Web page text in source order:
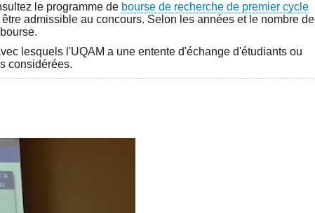
le programme de bourse de recherche de premier cycle
admissible au concours. Selon les années et le nombre de
lesquels l'UQAM a une entente d'échange d'étudiants ou
considérées.